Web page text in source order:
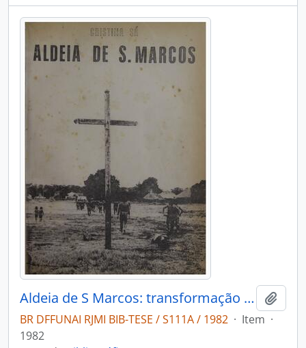
Aldeia de S Marcos: transformação na habitação de uma comunidade xavante
BR DFFUNAI RJMI BIB-TESE / S111A / 1982 · Item ·
1982